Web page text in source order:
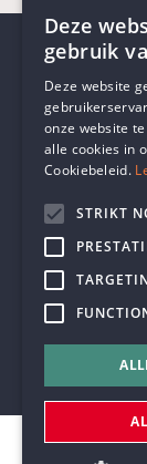
©
Deze
gebruik
Deze website
onze website
alle cookies in
Cookiebeleid.
STRIKT